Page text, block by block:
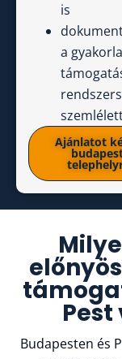
is
a
Ajánlatot
Budapesten és